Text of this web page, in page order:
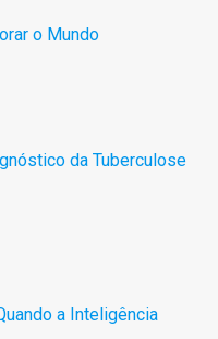
o Mundo
da Tuberculose
a Inteligência